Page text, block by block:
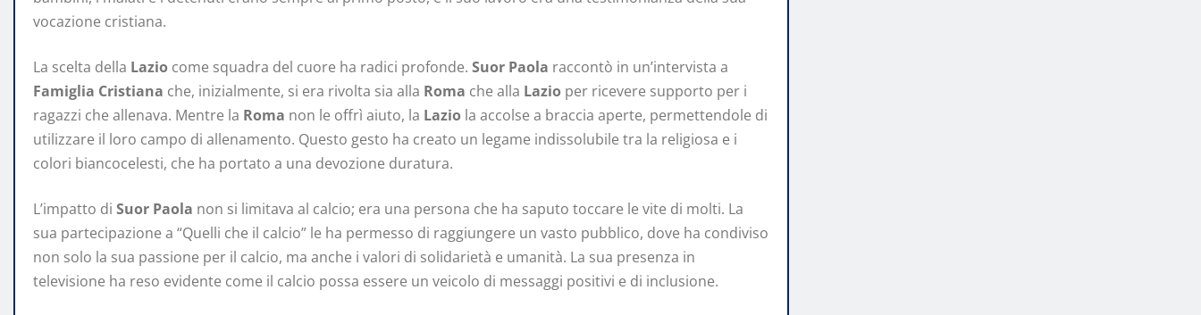
vocazione cristiana.
La scelta della Lazio come squadra del cuore ha radici profonde. Suor Paola raccontò in un’intervista a
Famiglia Cristiana che, inizialmente, si era rivolta sia alla Roma che alla Lazio per ricevere supporto per i
ragazzi che allenava. Mentre la Roma non le offrì aiuto, la Lazio la accolse a braccia aperte, permettendole di
utilizzare il loro campo di allenamento. Questo gesto ha creato un legame indissolubile tra la religiosa e i
colori biancocelesti, che ha portato a una devozione duratura.
L’impatto di Suor Paola non si limitava al calcio; era una persona che ha saputo toccare le vite di molti. La
sua partecipazione a “Quelli che il calcio” le ha permesso di raggiungere un vasto pubblico, dove ha condiviso
non solo la sua passione per il calcio, ma anche i valori di solidarietà e umanità. La sua presenza in
televisione ha reso evidente come il calcio possa essere un veicolo di messaggi positivi e di inclusione.